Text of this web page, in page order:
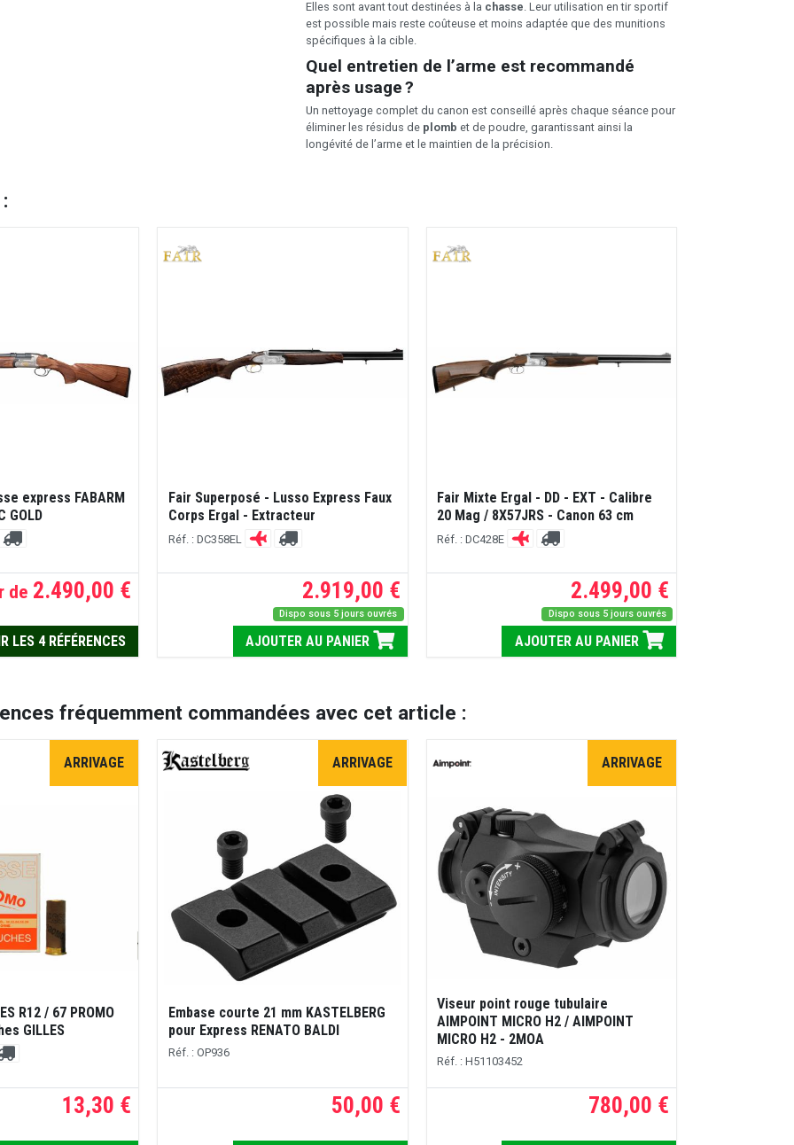
Elles sont avant tout destinées à la chasse . Leur utilisation en tir sportif
est possible mais reste coûteuse et moins adaptée que des munitions
spécifiques à la cible.
Quel entretien de l’arme est recommandé
après usage ?
Un nettoyage complet du canon est conseillé après chaque séance pour
éliminer les résidus de plomb et de poudre, garantissant ainsi la
longévité de l’arme et le maintien de la précision.
express FABARM
GOLD
de 2.490,00 €
LES 4 RÉFÉRENCES
Fair Superposé - Lusso Express Faux
Corps Ergal - Extracteur
Réf. : DC358EL
2.919,00 €
Dispo sous 5 jours ouvrés
AJOUTER AU PANIER
Fair Mixte Ergal - DD - EXT - Calibre
20 Mag / 8X57JRS - Canon 63 cm
Réf. : DC428E
2.499,00 €
Dispo sous 5 jours ouvrés
AJOUTER AU PANIER
fréquemment commandées avec cet article :
ARRIVAGE
R12 / 67 PROMO
GILLES
13,30 €
ARRIVAGE
Embase courte 21 mm KASTELBERG
pour Express RENATO BALDI
Réf. : OP936
50,00 €
ARRIVAGE
Viseur point rouge tubulaire
AIMPOINT MICRO H2 / AIMPOINT
MICRO H2 - 2MOA
Réf. : H51103452
780,00 €